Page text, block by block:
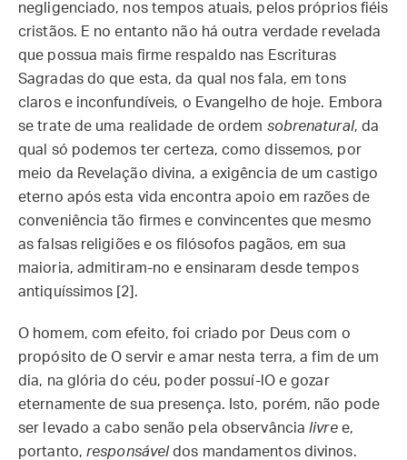
negligenciado, nos tempos atuais, pelos próprios fiéis
cristãos. E no entanto não há outra verdade revelada
que possua mais firme respaldo nas Escrituras
Sagradas do que esta, da qual nos fala, em tons
claros e inconfundíveis, o Evangelho de hoje. Embora
se trate de uma realidade de ordem sobrenatural, da
qual só podemos ter certeza, como dissemos, por
meio da Revelação divina, a exigência de um castigo
eterno após esta vida encontra apoio em razões de
conveniência tão firmes e convincentes que mesmo
as falsas religiões e os filósofos pagãos, em sua
maioria, admitiram-no e ensinaram desde tempos
antiquíssimos [2].
O homem, com efeito, foi criado por Deus com o
propósito de O servir e amar nesta terra, a fim de um
dia, na glória do céu, poder possuí-lO e gozar
eternamente de sua presença. Isto, porém, não pode
ser levado a cabo senão pela observâncialivree,
portanto, responsável dos mandamentos divinos.